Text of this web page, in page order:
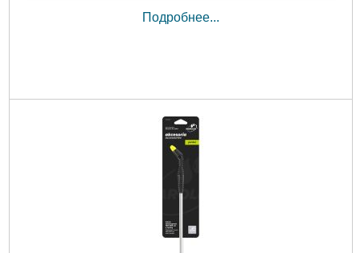
Подробнее...